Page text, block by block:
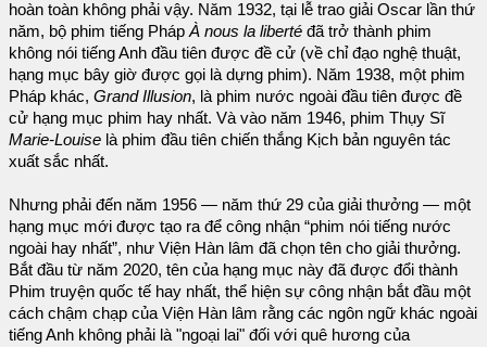
hoàn toàn không phải vậy. Năm 1932, tại lễ trao giải Oscar lần thứ
năm, bộ phim tiếng Pháp À nous la liberté đã trở thành phim
không nói tiếng Anh đầu tiên được đề cử (về chỉ đạo nghệ thuật,
hạng mục bây giờ được gọi là dựng phim). Năm 1938, một phim
Pháp khác, Grand Illusion, là phim nước ngoài đầu tiên được đề
cử hạng mục phim hay nhất. Và vào năm 1946, phim Thụy Sĩ
Marie-Louise là phim đầu tiên chiến thắng Kịch bản nguyên tác
xuất sắc nhất.
Nhưng phải đến năm 1956 — năm thứ 29 của giải thưởng — một
hạng mục mới được tạo ra để công nhận “phim nói tiếng nước
ngoài hay nhất”, như Viện Hàn lâm đã chọn tên cho giải thưởng.
Bắt đầu từ năm 2020, tên của hạng mục này đã được đổi thành
Phim truyện quốc tế hay nhất, thể hiện sự công nhận bắt đầu một
cách chậm chạp của Viện Hàn lâm rằng các ngôn ngữ khác ngoài
tiếng Anh không phải là "ngoại lai" đối với quê hương của